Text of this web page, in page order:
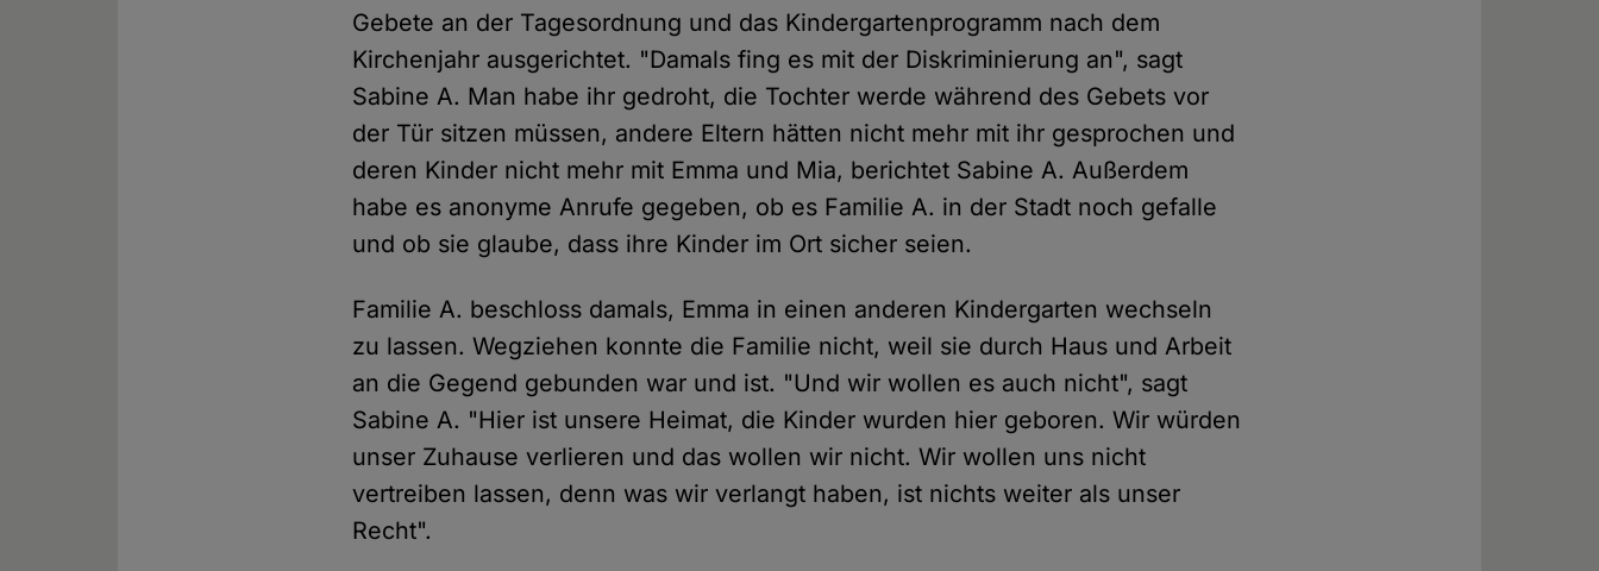
Gebete an der Tagesordnung und das Kindergartenprogramm nach dem
Kirchenjahr ausgerichtet. "Damals fing es mit der Diskriminierung an", sagt
Sabine A. Man habe ihr gedroht, die Tochter werde während des Gebets vor
der Tür sitzen müssen, andere Eltern hätten nicht mehr mit ihr gesprochen und
deren Kinder nicht mehr mit Emma und Mia, berichtet Sabine A. Außerdem
habe es anonyme Anrufe gegeben, ob es Familie A. in der Stadt noch gefalle
und ob sie glaube, dass ihre Kinder im Ort sicher seien.
Familie A. beschloss damals, Emma in einen anderen Kindergarten wechseln
zu lassen. Wegziehen konnte die Familie nicht, weil sie durch Haus und Arbeit
an die Gegend gebunden war und ist. "Und wir wollen es auch nicht", sagt
Sabine A. "Hier ist unsere Heimat, die Kinder wurden hier geboren. Wir würden
unser Zuhause verlieren und das wollen wir nicht. Wir wollen uns nicht
vertreiben lassen, denn was wir verlangt haben, ist nichts weiter als unser
Recht".